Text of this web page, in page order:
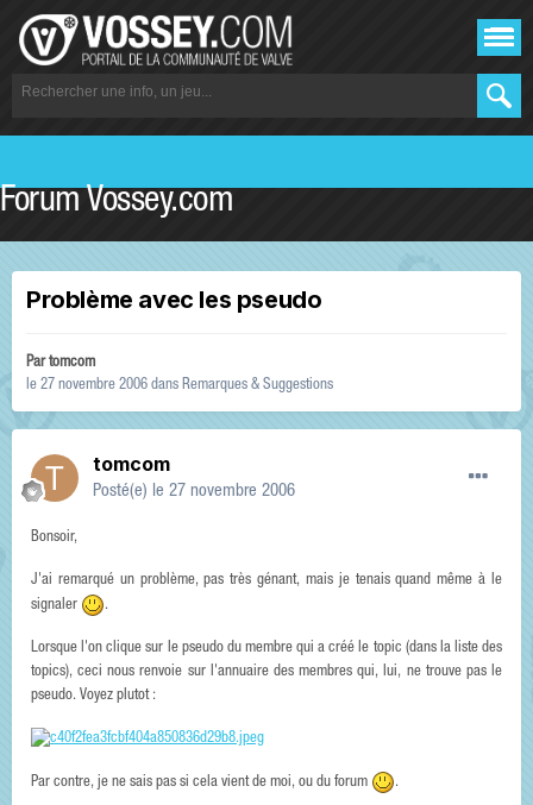
Forum Vossey.com
Problème avec les pseudo
Partomcom
le 27 novembre 2006 dans Remarques & Suggestions
tomcom
Posté(e) le 27 novembre 2006
Bonsoir,
J'ai remarqué un problème, pas très génant, mais je tenais quand même à le
signaler
.
Lorsque l'on clique sur le pseudo du membre qui a créé le topic (dans la liste des
topics), ceci nous renvoie sur l'annuaire des membres qui, lui, ne trouve pas le
pseudo. Voyez plutot :
Par contre, je ne sais pas si cela vient de moi, ou du forum .